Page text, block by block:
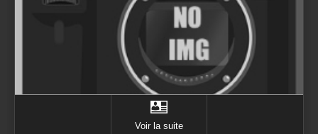
Voir la suite